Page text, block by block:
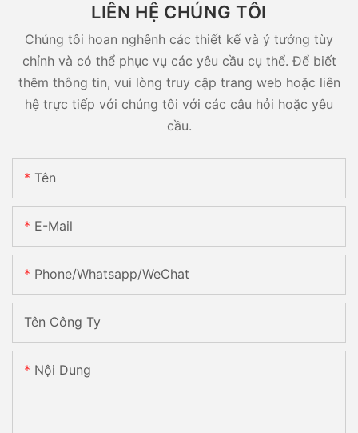
LIÊN HỆ CHÚNG TÔI
Chúng tôi hoan nghênh các thiết kế và ý tưởng tùy
chỉnh và có thể phục vụ các yêu cầu cụ thể. Để biết
thêm thông tin, vui lòng truy cập trang web hoặc liên
hệ trực tiếp với chúng tôi với các câu hỏi hoặc yêu
cầu.
Tên
E-Mail
Phone/Whatsapp/WeChat
Tên Công Ty
Nội Dung